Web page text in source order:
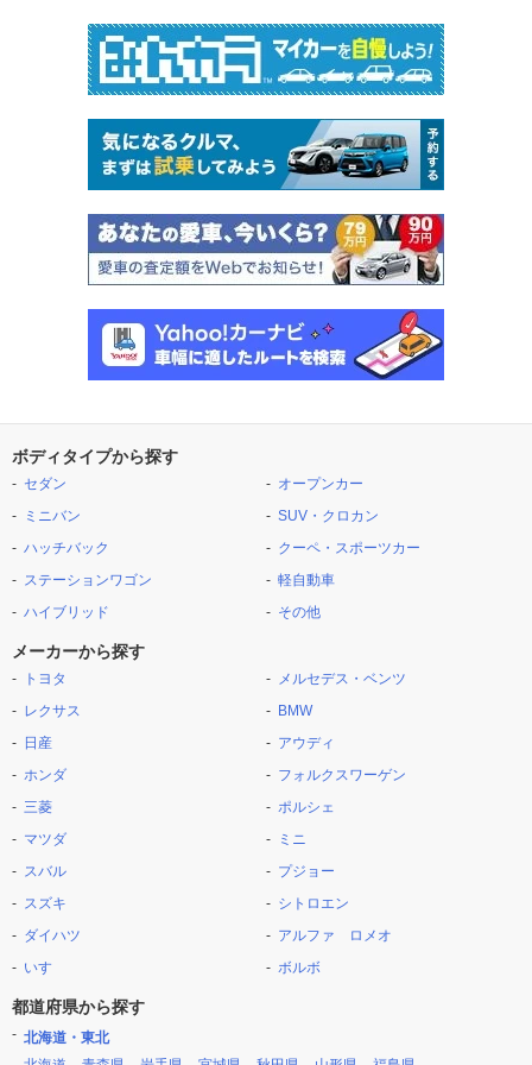
ボディタイプから探す
セダン
ミニバン
ハッチバック
ステーションワゴン
ハイブリッド
オープンカー
SUV・クロカン
クーペ・スポーツカー
軽自動車
その他
メーカーから探す
トヨタ
レクサス
日産
ホンダ
三菱
マツダ
スバル
スズキ
ダイハツ
いすゞ
メルセデス・ベンツ
BMW
アウディ
フォルクスワーゲン
ポルシェ
ミニ
プジョー
シトロエン
アルファ ロメオ
ボルボ
都道府県から探す
北海道・東北